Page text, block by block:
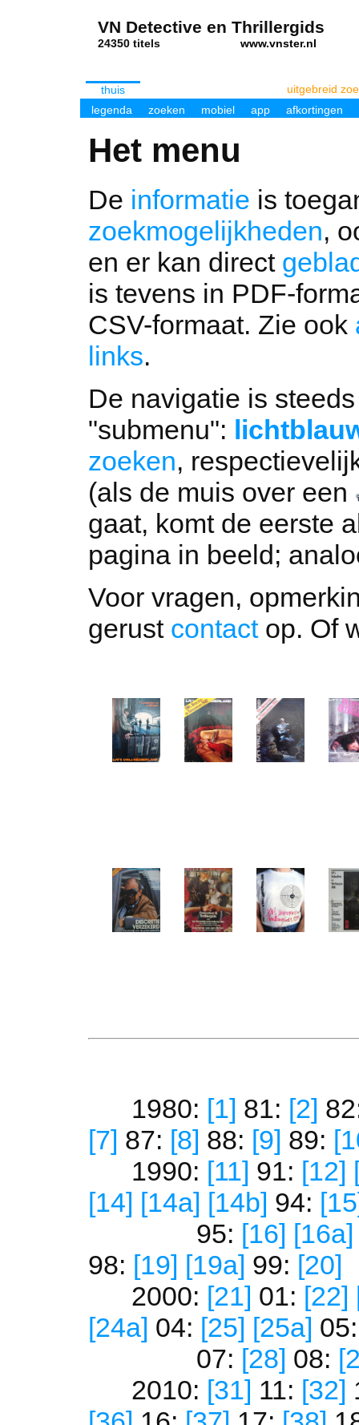
VN Detective en Thrillergids
24350 titels www.vnster.nl
thuis
uitgebreid
legenda
zoeken mobiel app afkortingen
Het menu
De informatie is
zoekmogelijkheden,
en er kan direct
is tevens in PDF-
CSV-formaat. Zie ook
links.
De navigatie is
"submenu":
zoeken,
(als de muis over een
gaat, komt de eerste
pagina in beeld;
Voor vragen,
gerust contactop. Of
1980: [1] 81: [2]
[7] 87: [8] 88: [9] 89:
1990: [11] 91: [12]
[14] [14a] [14b] 94:
95: [16] [16a]
98: [19] [19a] 99: [20]
2000: [21] 01: [22]
[24a] 04: [25] [25a]
07: [28] 08:
2010: [31] 11: [32]